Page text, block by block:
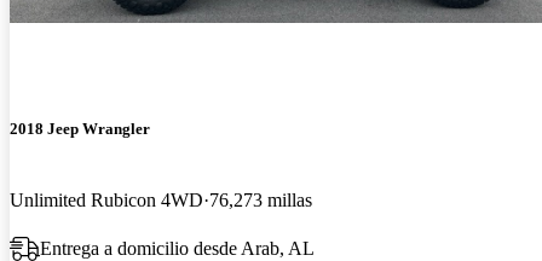
2018 Jeep Wrangler
Unlimited Rubicon 4WD 76,273 millas
Entrega a domicilio desde Arab, AL